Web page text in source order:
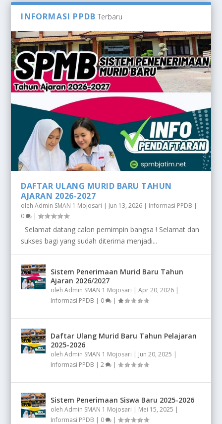
INFORMASI PPDB Terbaru
DAFTAR ULANG MURID BARU TAHUN
AJARAN 2026-2027
olehAdmin SMAN 1 Mojosari | Jun 13, 2026 | Informasi PPDB |
0
|
Selamat datang calon pemimpin bangsa ! Selamat dan
sukses bagi yang sudah diterima menjadi...
Sistem Penerimaan Murid Baru Tahun
Ajaran 2026/2027
olehAdmin SMAN 1 Mojosari |Apr 20, 2026 |
Informasi PPDB | 0 |
Daftar Ulang Murid Baru Tahun Pelajaran
2025-2026
olehAdmin SMAN 1 Mojosari | Jun 20, 2025 |
Informasi PPDB |2 |
Sistem Penerimaan Siswa Baru 2025-2026
olehAdmin SMAN 1 Mojosari | Mei 15, 2025 |
Informasi PPDB | 0 |